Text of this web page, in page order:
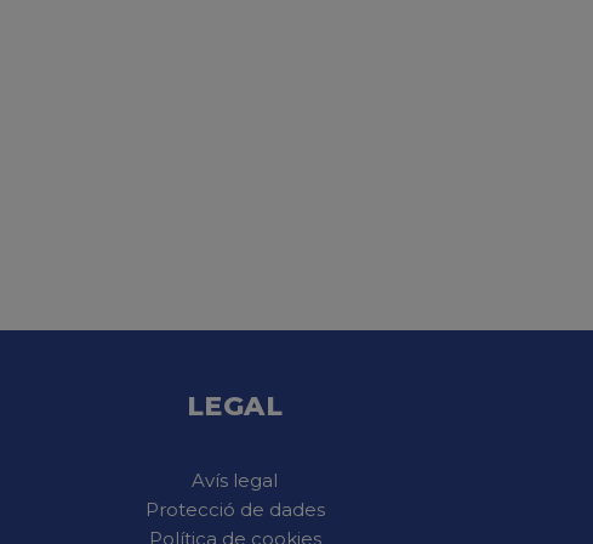
LEGAL
Avís legal
Protecció de dades
Política de cookies